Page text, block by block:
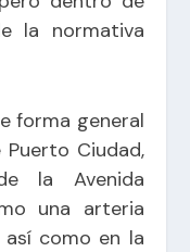
la normativa
forma general
Ciudad,
la Avenida
una arteria
como en la